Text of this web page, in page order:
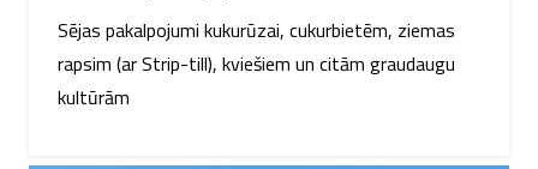
Sējas pakalpojumi kukurūzai, cukurbietēm, ziemas
rapsim (ar Strip-till), kviešiem un citām graudaugu
kultūrām